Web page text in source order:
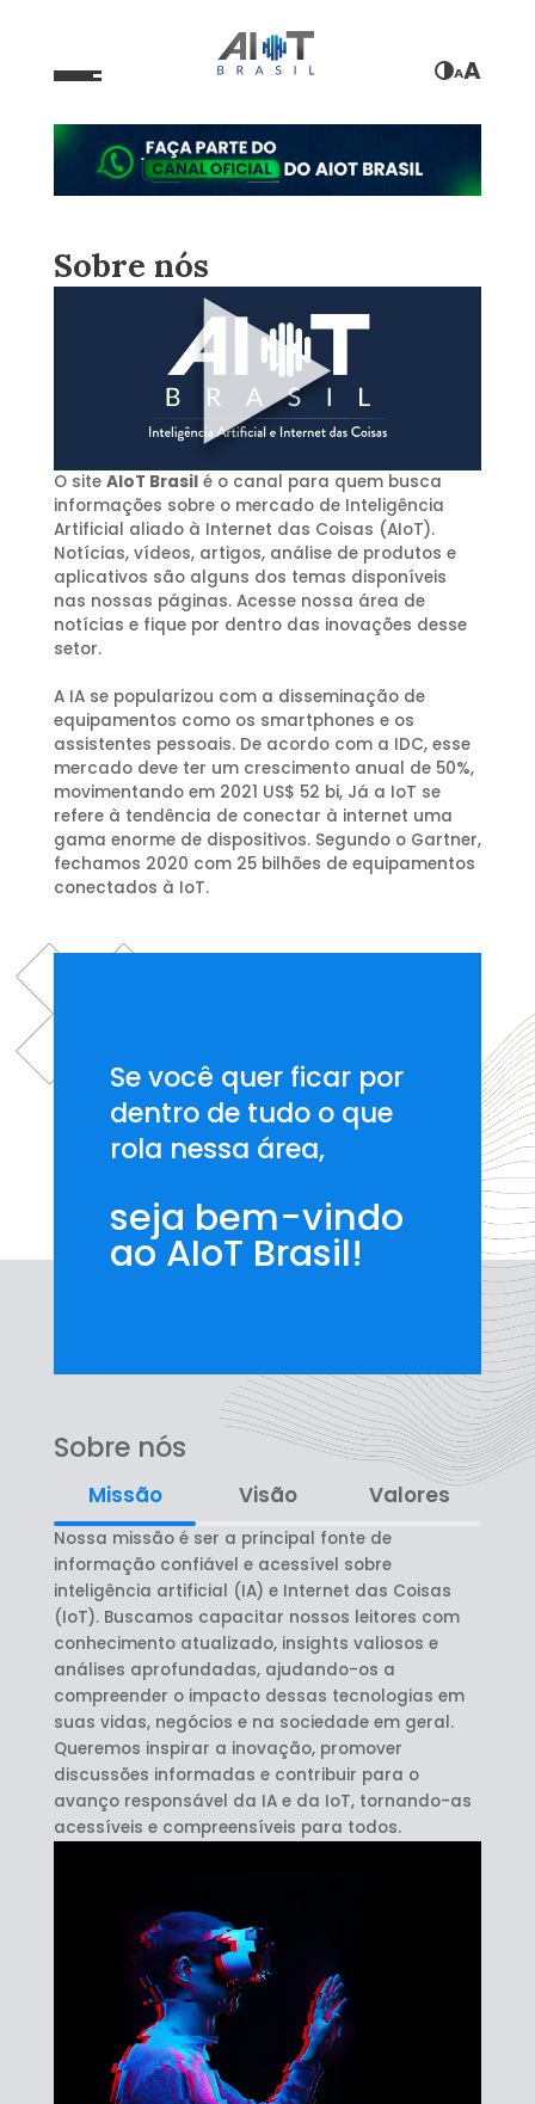
AA
Sobre nós
O site AIoT Brasilé o canal para quem busca
informações sobre o mercado de Inteligência
Artificial aliado à Internet das Coisas (AIoT).
Notícias, vídeos, artigos, análise de produtos e
aplicativos são alguns dos temas disponíveis
nas nossas páginas. Acesse nossa área de
notícias e fique por dentro das inovações desse
setor.
A IA se popularizou com a disseminação de
equipamentos como os smartphones e os
assistentes pessoais. De acordo com a IDC, esse
mercado deve ter um crescimento anual de 50%,
movimentando em 2021 US$ 52 bi, Já a IoT se
refere à tendência de conectar à internet uma
gama enorme de dispositivos. Segundo o Gartner,
fechamos 2020 com 25 bilhões de equipamentos
conectados à IoT.
Se você quer ficar por
dentro de tudo o que
rola nessa área,
seja bem-vindo
ao AIoT Brasil!
Sobre nós
Missão Visão Valores
Nossa missão é ser a principal fonte de
informação confiável e acessível sobre
inteligência artificial (IA) e Internet das Coisas
(IoT). Buscamos capacitar nossos leitores com
conhecimento atualizado, insights valiosos e
análises aprofundadas, ajudando-os a
compreender o impacto dessas tecnologias em
suas vidas, negócios e na sociedade em geral.
Queremos inspirar a inovação, promover
discussões informadas e contribuir para o
avanço responsável da IA e da IoT, tornando-as
acessíveis e compreensíveis para todos.